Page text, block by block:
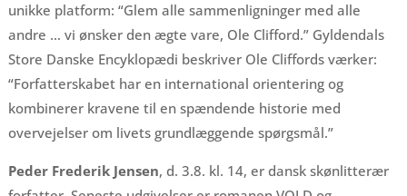
unikke platform: “Glem alle sammenligninger med alle
andre … vi ønsker den ægte vare, Ole Clifford.” Gyldendals
Store Danske Encyklopædi beskriver Ole Cliffords værker:
“Forfatterskabet har en international orientering og
kombinerer kravene til en spændende historie med
overvejelser om livets grundlæggende spørgsmål.”
Peder Frederik Jensen, d. 3.8. kl. 14, er dansk skønlitterær